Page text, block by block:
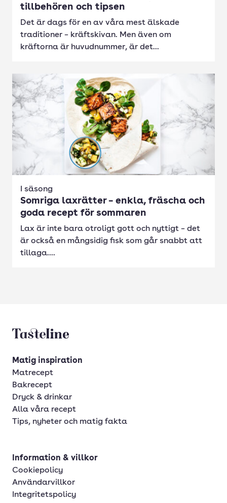
tillbehören och tipsen
Det är dags för en av våra mest älskade
traditioner – kräftskivan. Men även om
kräftorna är huvudnummer, är det...
I säsong
Somriga laxrätter – enkla, fräscha och
goda recept för sommaren
Lax är inte bara otroligt gott och nyttigt – det
är också en mångsidig fisk som går snabbt att
tillaga....
Tasteline startsida
Matig inspiration
Matrecept
Bakrecept
Dryck & drinkar
Alla våra recept
Tips, nyheter och matig fakta
Information & villkor
Cookiepolicy
Användarvillkor
Integritetspolicy